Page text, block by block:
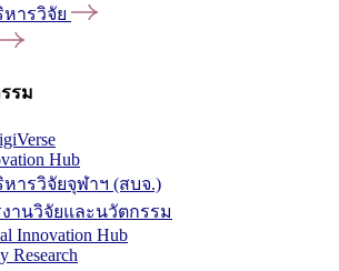
ารวิจัย
รม
Hub
ารวิจัยจุฬาฯ (สบจ.)
านวิจัยและนวัตกรรม
Innovation Hub
Research